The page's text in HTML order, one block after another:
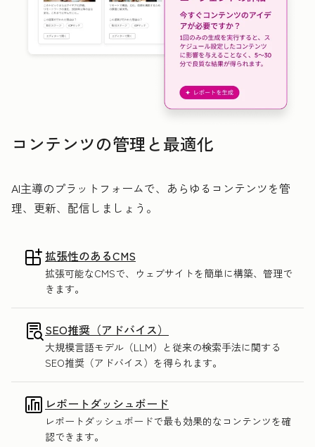
コンテンツの管理と最適化
AI主導のプラットフォームで、あらゆるコンテンツを管
理、更新、配信しましょう。
拡張性のあるCMS
拡張可能なCMSで、ウェブサイトを簡単に構築、管理で
きます。
SEO推奨（アドバイス）
大規模言語モデル（LLM）と従来の検索手法に関する
SEO推奨（アドバイス）を得られます。
レポートダッシュボード
レポートダッシュボードで最も効果的なコンテンツを確
認できます。